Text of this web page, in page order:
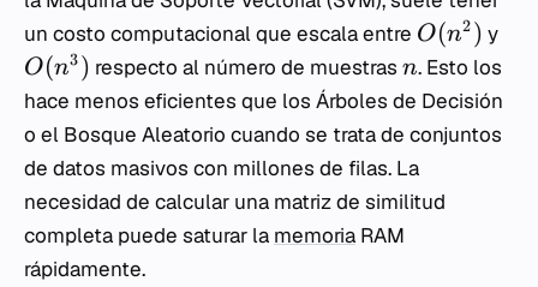
un costo computacional que escala entre O(n2 ) y
O(n3 ) respecto al número de muestras n. Esto los
hace menos eficientes que los Árboles de Decisión
o el Bosque Aleatorio cuando se trata de conjuntos
de datos masivos con millones de filas. La
necesidad de calcular una matriz de similitud
completa puede saturar la memoria RAM
rápidamente.